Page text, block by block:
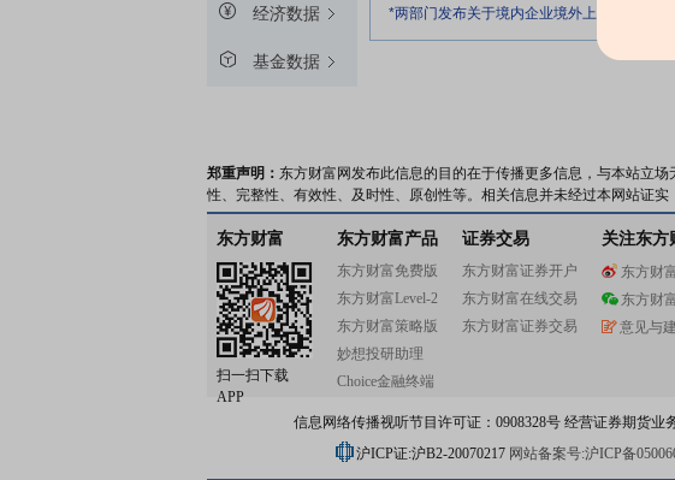
经济数据
基金数据
*两部门发布关于境内企业境外上市资金管理
郑重声明： 东方财富网发布此信息的目的在于传播更多信息，与本站立
性、完整性、有效性、及时性、原创性等。相关信息并未经过本网站证实
东方财富
扫一扫下载
APP
东方财富产品
东方财富免费版
东方财富Level-2
东方财富策略版
妙想投研助理
Choice金融终端
证券交易
东方财富证券开户
东方财富在线交易
东方财富证券交易
关注东方
东方财
东方财
意见与
信息网络传播视听节目许可证：0908328号 经营证券期货业
沪ICP证:沪B2-20070217 网站备案号:沪ICP备